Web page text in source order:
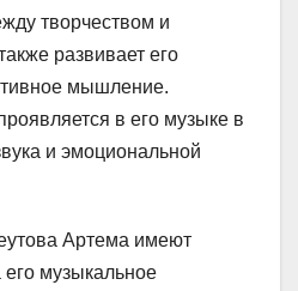
творчеством и
развивает его
мышление.
в его музыке в
и эмоциональной
Артема имеют
музыкальное